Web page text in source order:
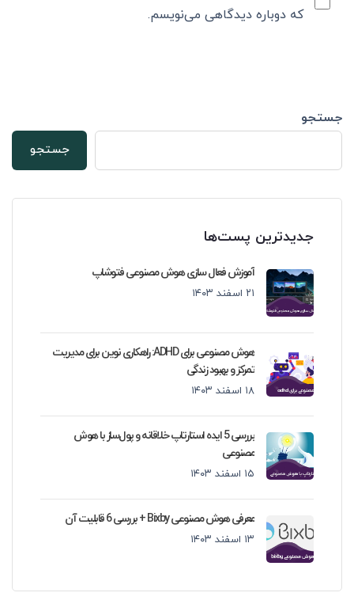
که دوباره دیدگاهی می‌نویسم.
جستجو
جستجو
جدیدترین پست‌ها
آموزش فعال سازی هوش مصنوعی فتوشاپ
۲۱ اسفند ۱۴۰۳
هوش مصنوعی برای ADHD: راهکاری نوین برای مدیریت
تمرکز و بهبود زندگی
۱۸ اسفند ۱۴۰۳
بررسی 5 ایده استارتاپ خلاقانه و پول‌ساز با هوش
مصنوعی
۱۵ اسفند ۱۴۰۳
معرفی هوش مصنوعی Bixby + بررسی 6 قابلیت آن
۱۳ اسفند ۱۴۰۳